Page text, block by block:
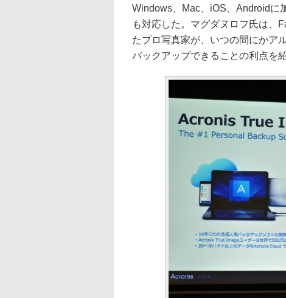
Windows、Mac、iOS、Androidに
も対応した。マグダヌロフ氏は、
たプロ写真家が、いつの間にかア
バックアップできることの利点を